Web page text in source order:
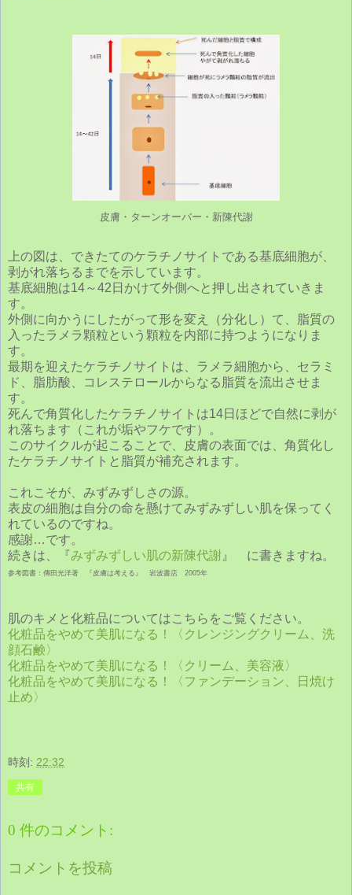
皮膚・ターンオーバー・新陳代謝
上の図は、できたてのケラチノサイトである基底細胞が、
剥がれ落ちるまでを示しています。
基底細胞は14～42日かけて外側へと押し出されていきま
す。
外側に向かうにしたがって形を変え（分化し）て、脂質の
入ったラメラ顆粒という顆粒を内部に持つようになりま
す。
最期を迎えたケラチノサイトは、ラメラ細胞から、セラミ
ド、脂肪酸、コレステロールからなる脂質を流出させま
す。
死んで角質化したケラチノサイトは14日ほどで自然に剥が
れ落ちます（これが垢やフケです）。
このサイクルが起こることで、皮膚の表面では、角質化し
たケラチノサイトと脂質が補充されます。
これこそが、みずみずしさの源。
表皮の細胞は自分の命を懸けてみずみずしい肌を保ってく
れているのですね。
感謝…です。
続きは、『みずみずしい肌の新陳代謝 』 に書きますね。
参考図書：傳田光洋著 『皮膚は考える』 岩波書店 2005年
肌のキメと化粧品についてはこちらをご覧ください。
化粧品をやめて美肌になる！〈クレンジングクリーム、洗
顔石鹸〉
化粧品をやめて美肌になる！〈クリーム、美容液〉
化粧品をやめて美肌になる！〈ファンデーション、日焼け
止め〉
時刻: 22:32
共有
0 件のコメント:
コメントを投稿